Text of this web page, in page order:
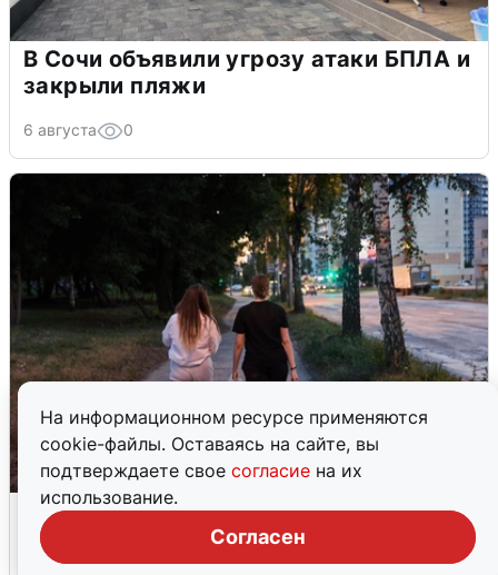
На информационном ресурсе применяются
cookie-файлы. Оставаясь на сайте, вы
подтверждаете свое согласие на их
использование.
Согласен
В Сочи объявили угрозу атаки БПЛА и
закрыли пляжи
6 августа 0
Опубликована карта отключений
воды в Воронеже